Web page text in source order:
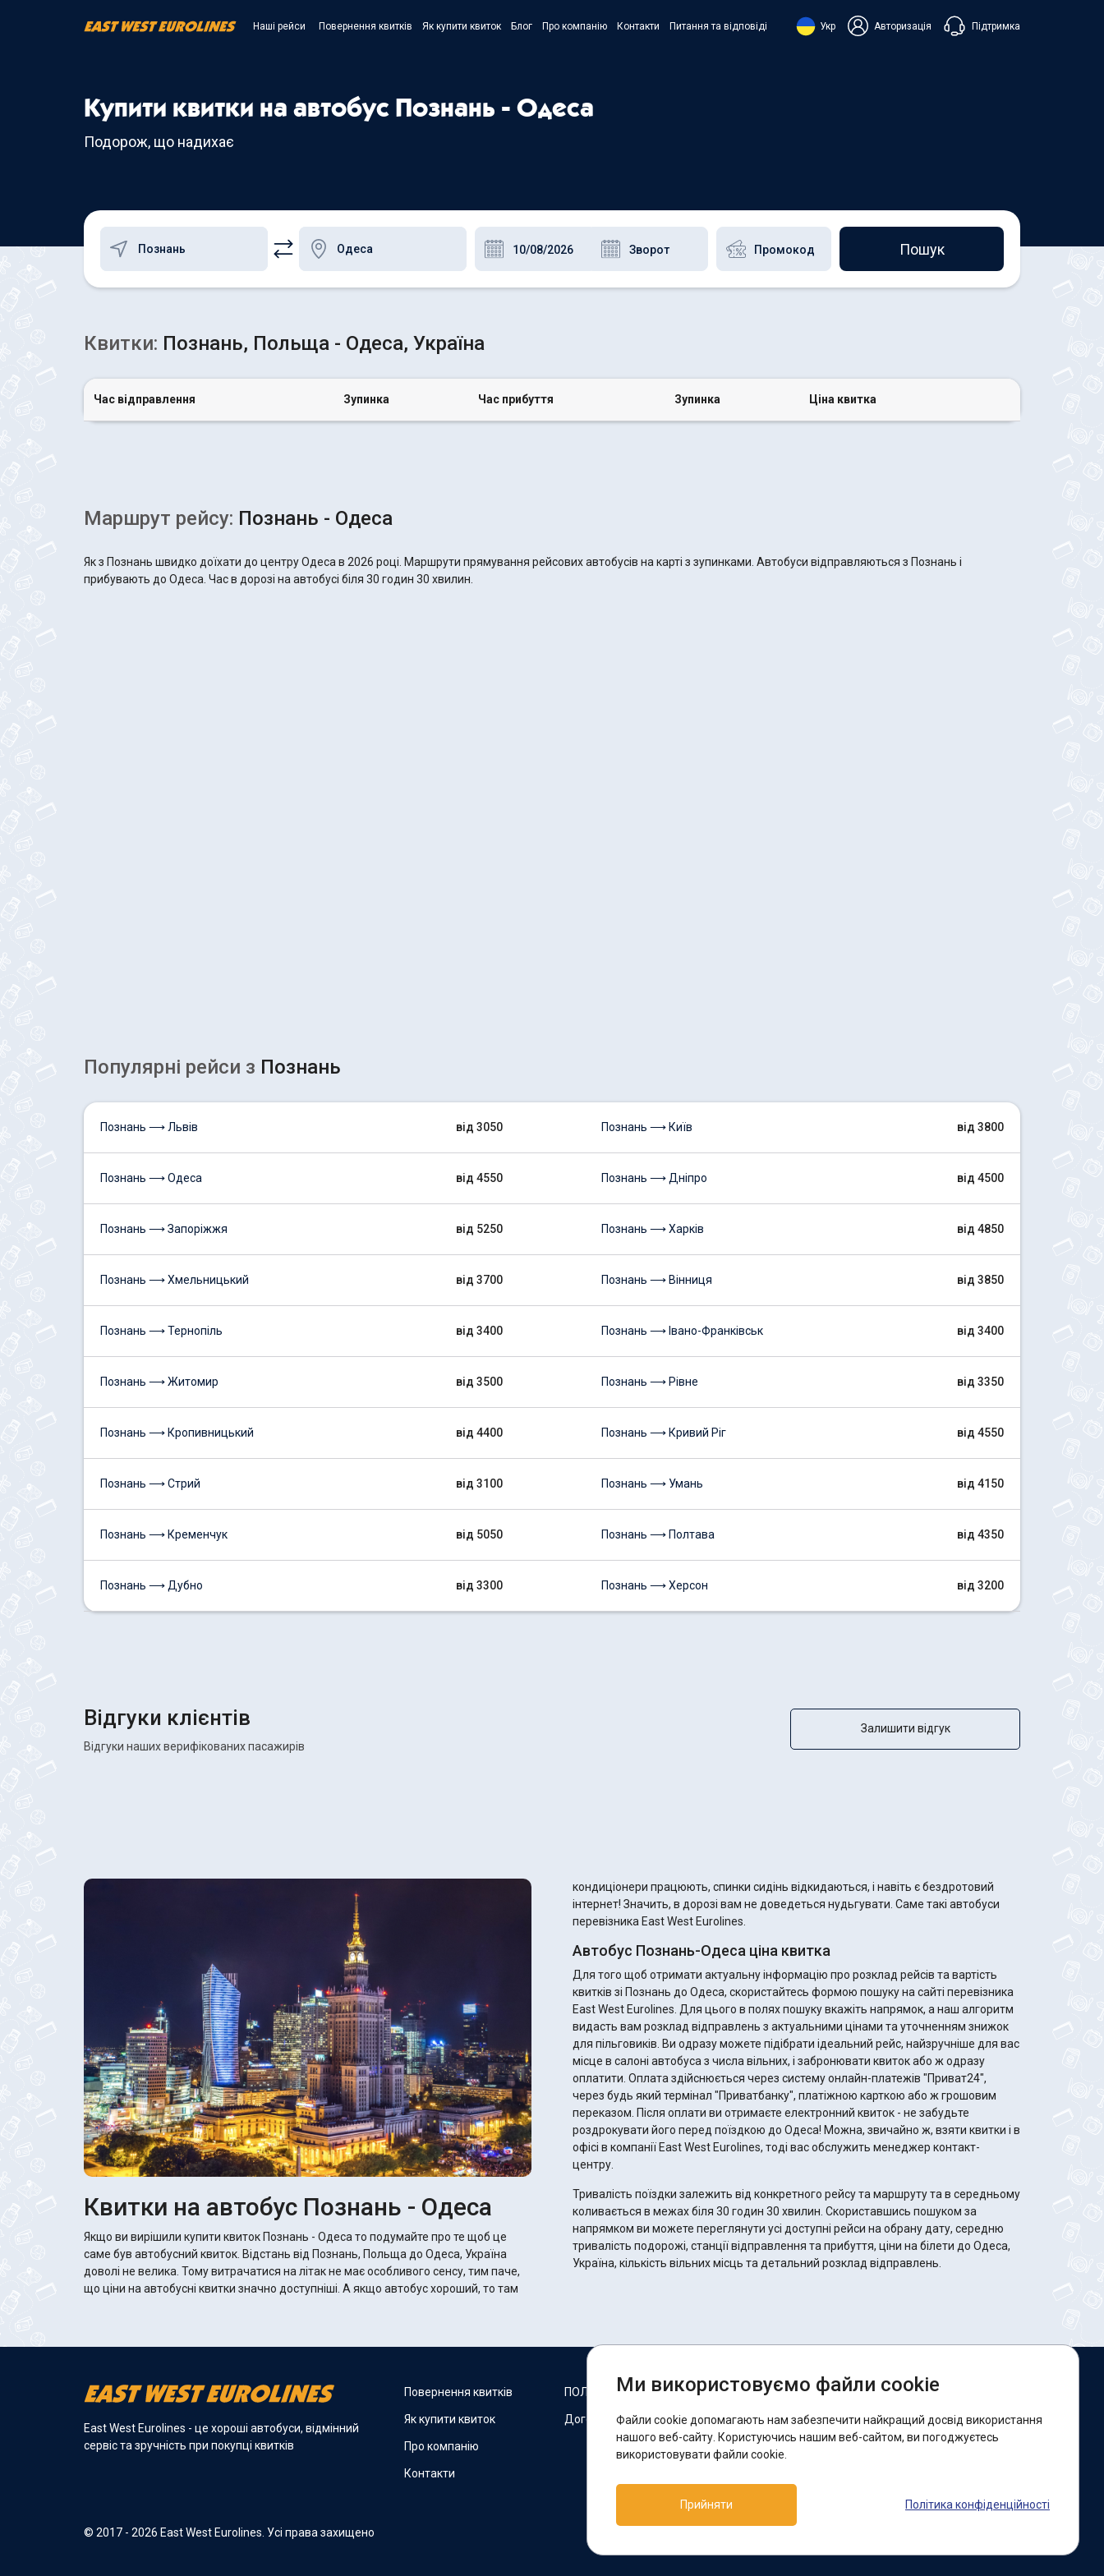
Наші рейси Повернення квитків Як купити квиток Блог Про компанію Контакти Питання та відповіді Укр Авторизація Підтримка
Чат в Messenger
Купити квитки на автобус Познань - Одеса
Подорож, що надихає
Пошук
Квитки: Познань, Польща - Одеса, Україна
Час відправлення Зупинка Час прибуття Зупинка Ціна квитка
Маршрут рейсу: Познань - Одеса
Як з Познань швидко доїхати до центру Одеса в 2026 році. Маршрути прямування рейсових автобусів на карті з зупинками. Автобуси відправляються з Познань і
прибувають до Одеса. Час в дорозі на автобусі біля 30 годин 30 хвилин.
Популярні рейcи з Познань
Познань ⟶ Львів від 3050
Познань ⟶ Одеса від 4550
Познань ⟶ Запоріжжя від 5250
Познань ⟶ Хмельницький від 3700
Познань ⟶ Тернопіль від 3400
Познань ⟶ Житомир від 3500
Познань ⟶ Кропивницький від 4400
Познань ⟶ Стрий від 3100
Познань ⟶ Кременчук від 5050
Познань ⟶ Дубно від 3300
Познань ⟶ Київ від 3800
Познань ⟶ Дніпро від 4500
Познань ⟶ Харків від 4850
Познань ⟶ Вінниця від 3850
Познань ⟶ Івано-Франківськ від 3400
Познань ⟶ Рівне від 3350
Познань ⟶ Кривий Ріг від 4550
Познань ⟶ Умань від 4150
Познань ⟶ Полтава від 4350
Познань ⟶ Херсон від 3200
Відгуки клієнтів
Відгуки наших верифікованих пасажирів
Залишити відгук
Квитки на автобус Познань - Одеса
Якщо ви вирішили купити квиток Познань - Одеса то подумайте про те щоб це
саме був автобусний квиток. Відстань від Познань, Польща до Одеса, Україна
доволі не велика. Тому витрачатися на літак не має особливого сенсу, тим паче,
що ціни на автобусні квитки значно доступніші. А якщо автобус хороший, то там
кондиціонери працюють, спинки сидінь відкидаються, і навіть є бездротовий
інтернет! Значить, в дорозі вам не доведеться нудьгувати. Саме такі автобуси
перевізника East West Eurolines.
Автобус Познань-Одеса ціна квитка
Для того щоб отримати актуальну інформацію про розклад рейсів та вартість
квитків зі Познань до Одеса, скористайтесь формою пошуку на сайті перевізника
East West Eurolines. Для цього в полях пошуку вкажіть напрямок, а наш алгоритм
видасть вам розклад відправлень з актуальними цінами та уточненням знижок
для пільговиків. Ви одразу можете підібрати ідеальний рейс, найзручніше для вас
місце в салоні автобуса з числа вільних, і забронювати квиток або ж одразу
оплатити. Оплата здійснюється через систему онлайн-платежів "Приват24",
через будь який термінал "Приватбанку", платіжною карткою або ж грошовим
переказом. Після оплати ви отримаєте електронний квиток - не забудьте
роздрокувати його перед поїздкою до Одеса! Можна, звичайно ж, взяти квитки і в
офісі в компанії East West Eurolines, тоді вас обслужить менеджер контакт-
центру.
Тривалість поїздки залежить від конкретного рейсу та маршруту та в середньому
коливається в межах біля 30 годин 30 хвилин. Скориставшись пошуком за
напрямком ви можете переглянути усі доступні рейси на обрану дату, середню
тривалість подорожі, станції відправлення та прибуття, ціни на білети до Одеса,
Україна, кількість вільних місць та детальний розклад відправлень.
East West Eurolines - це хороші автобуси, відмінний
сервіс та зручність при покупці квитків
© 2017 - 2026 East West Eurolines. Усі права захищено
Повернення квитків
Як купити квиток
Про компанію
Контакти
ПОЛІТИКА COOKIES
Договір оферти
Ми в соцмережах:
Facebook
Підтримка:
Telegram-бот
Ми використовуємо файли cookie
Файли cookie допомагають нам забезпечити найкращий досвід використання
нашого веб-сайту. Користуючись нашим веб-сайтом, ви погоджуєтесь
використовувати файли cookie.
Прийняти Політика конфіденційності